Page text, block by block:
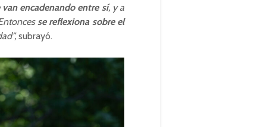
encadenando entre sí, y a
se reflexiona sobre el
subrayó.